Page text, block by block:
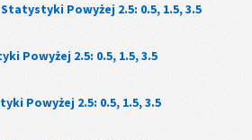
Powyżej 2.5: 0.5, 1.5, 3.5
Powyżej 2.5: 0.5, 1.5, 3.5
Powyżej 2.5: 0.5, 1.5, 3.5